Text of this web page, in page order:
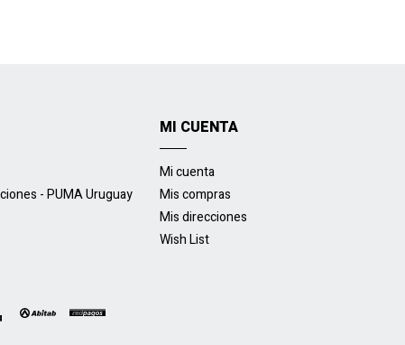
- PUMA Uruguay
MI CUENTA
Mi cuenta
Mis compras
Mis direcciones
Wish List